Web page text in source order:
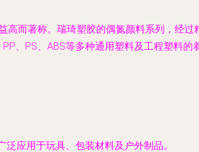
而著称。瑞琦塑胶的偶氮颜料系列，经过
、PS、ABS等多种通用塑料及工程塑料的
应用于玩具、包装材料及户外制品。